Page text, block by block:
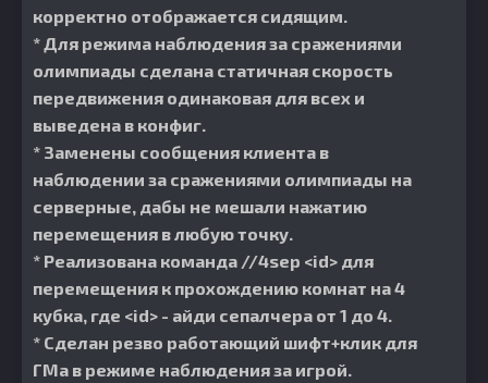
корректно отображается сидящим.
* Для режима наблюдения за сражениями
олимпиады сделана статичная скорость
передвижения одинаковая для всех и
выведена в конфиг.
* Заменены сообщения клиента в
наблюдении за сражениями олимпиады на
серверные, дабы не мешали нажатию
перемещения в любую точку.
* Реализована команда //4sep <id> для
перемещения к прохождению комнат на 4
кубка, где <id> - айди сепалчера от 1 до 4.
* Сделан резво работающий шифт+клик для
ГМа в режиме наблюдения за игрой.